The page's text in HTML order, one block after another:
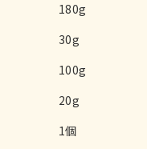
180g
30g
100g
20g
1個